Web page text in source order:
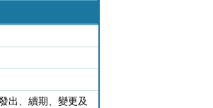
出、續期、變更及